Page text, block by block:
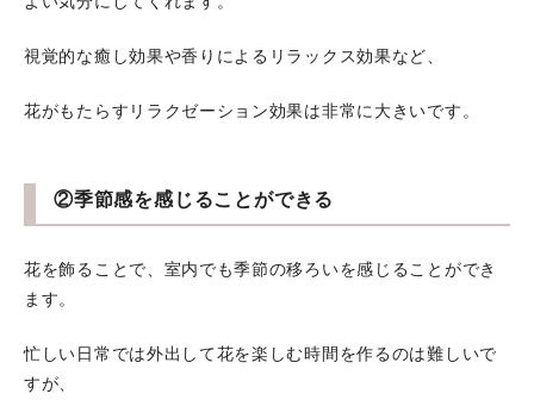
視覚的な癒し効果や香りによるリラックス効果など、
花がもたらすリラクゼーション効果は非常に大きいです。
②季節感を感じることができる
花を飾ることで、室内でも季節の移ろいを感じることができ
ます。
忙しい日常では外出して花を楽しむ時間を作るのは難しいで
すが、